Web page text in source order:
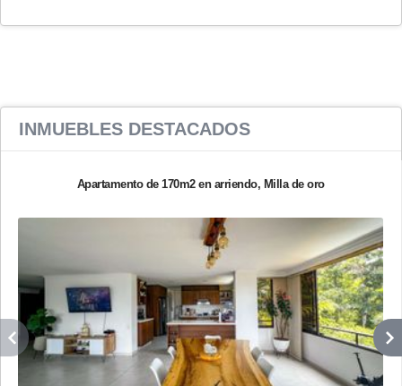
INMUEBLES DESTACADOS
Apartamento de 170m2 en arriendo, Milla de oro